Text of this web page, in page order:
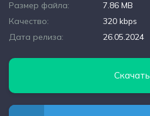
Размер файла:
7.86 MB
Качество:
320 kbps
Дата релиза:
26.05.2024
Скачать